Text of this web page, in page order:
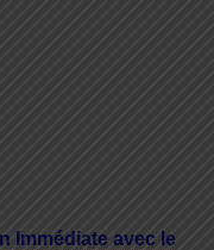
Immédiate avec le